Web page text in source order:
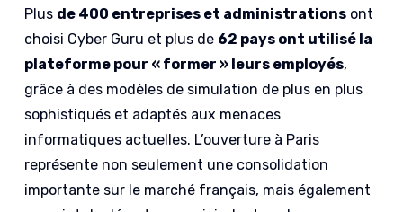
Plus de 400 entreprises et administrations ont
choisi Cyber Guru et plus de 62 pays ont utilisé la
plateforme pour « former » leurs employés,
grâce à des modèles de simulation de plus en plus
sophistiqués et adaptés aux menaces
informatiques actuelles. L’ouverture à Paris
représente non seulement une consolidation
importante sur le marché français, mais également